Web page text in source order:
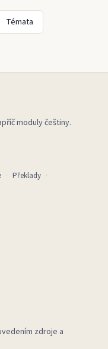
Témata
moduly češtiny.
Překlady
zdroje a